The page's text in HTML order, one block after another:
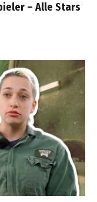
– Alle Stars